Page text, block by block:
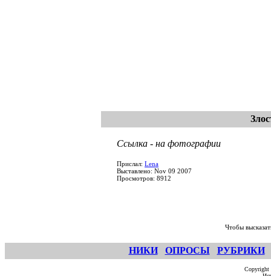
Ссылка - на фотографии
Прислал: Lena
Выставлено: Nov 09 2007
Просмотров: 8912
Чтобы
НИКИ ОПРОСЫ РУБРИКИ